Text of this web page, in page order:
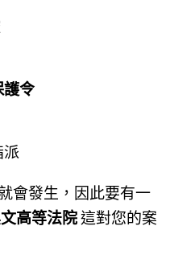
令
會發生，因此要有一
高等法院這對您的案